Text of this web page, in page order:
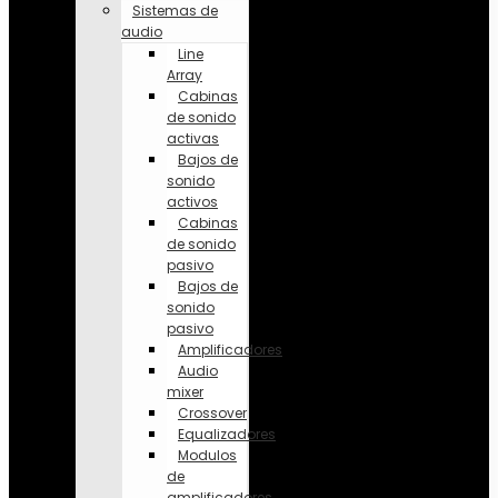
Sistemas de
audio
Line
Array
Cabinas
de sonido
activas
Bajos de
sonido
activos
Cabinas
de sonido
pasivo
Bajos de
sonido
pasivo
Amplificadores
Audio
mixer
Crossover
Equalizadores
Modulos
de